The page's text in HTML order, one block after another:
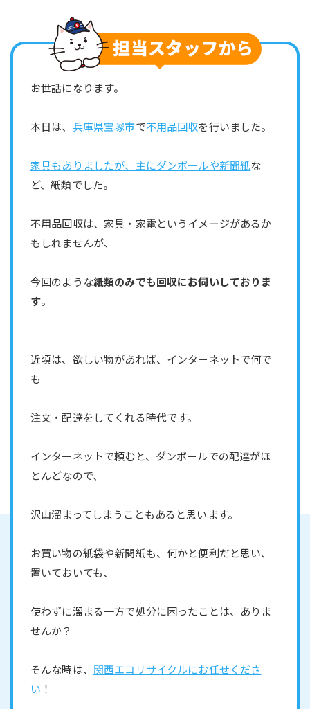
お世話になります。
本日は、 兵庫県宝塚市で不用品回収を行いました。
家具もありましたが、主にダンボールや新聞紙な
ど、紙類でした。
不用品回収は、家具・家電というイメージがあるか
もしれませんが、
今回のような紙類のみでも回収にお伺いしておりま
す。
近頃は、欲しい物があれば、インターネットで何で
も
注文・配達をしてくれる時代です。
インターネットで頼むと、ダンボールでの配達がほ
とんどなので、
沢山溜まってしまうこともあると思います。
お買い物の紙袋や新聞紙も、何かと便利だと思い、
置いておいても、
使わずに溜まる一方で処分に困ったことは、ありま
せんか？
そんな時は、 関西エコリサイクルにお任せくださ
い ！